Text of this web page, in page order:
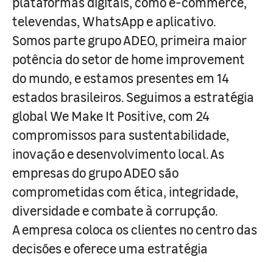
televendas, WhatsApp e aplicativo.
Somos parte grupo ADEO, primeira maior
potência do setor de home improvement
do mundo, e estamos presentes em 14
estados brasileiros. Seguimos a estratégia
global We Make It Positive, com 24
compromissos para sustentabilidade,
inovação e desenvolvimento local. As
empresas do grupo ADEO são
comprometidas com ética, integridade,
diversidade e combate à corrupção.
A empresa coloca os clientes no centro das
decisões e oferece uma estratégia